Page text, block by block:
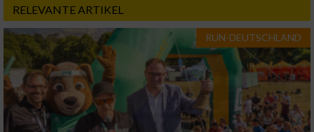
RELEVANTE ARTIKEL
RUN-DEUTSCHLAND